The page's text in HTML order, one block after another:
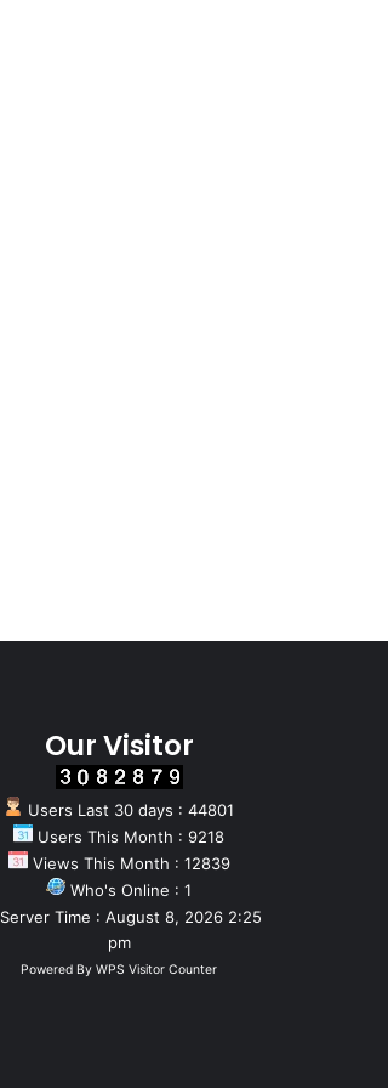
Our Visitor
Users Last 30 days : 44801
Users This Month : 9218
Views This Month : 12839
Who's Online : 1
Server Time : August 8, 2026 2:25
pm
Powered By WPS Visitor Counter